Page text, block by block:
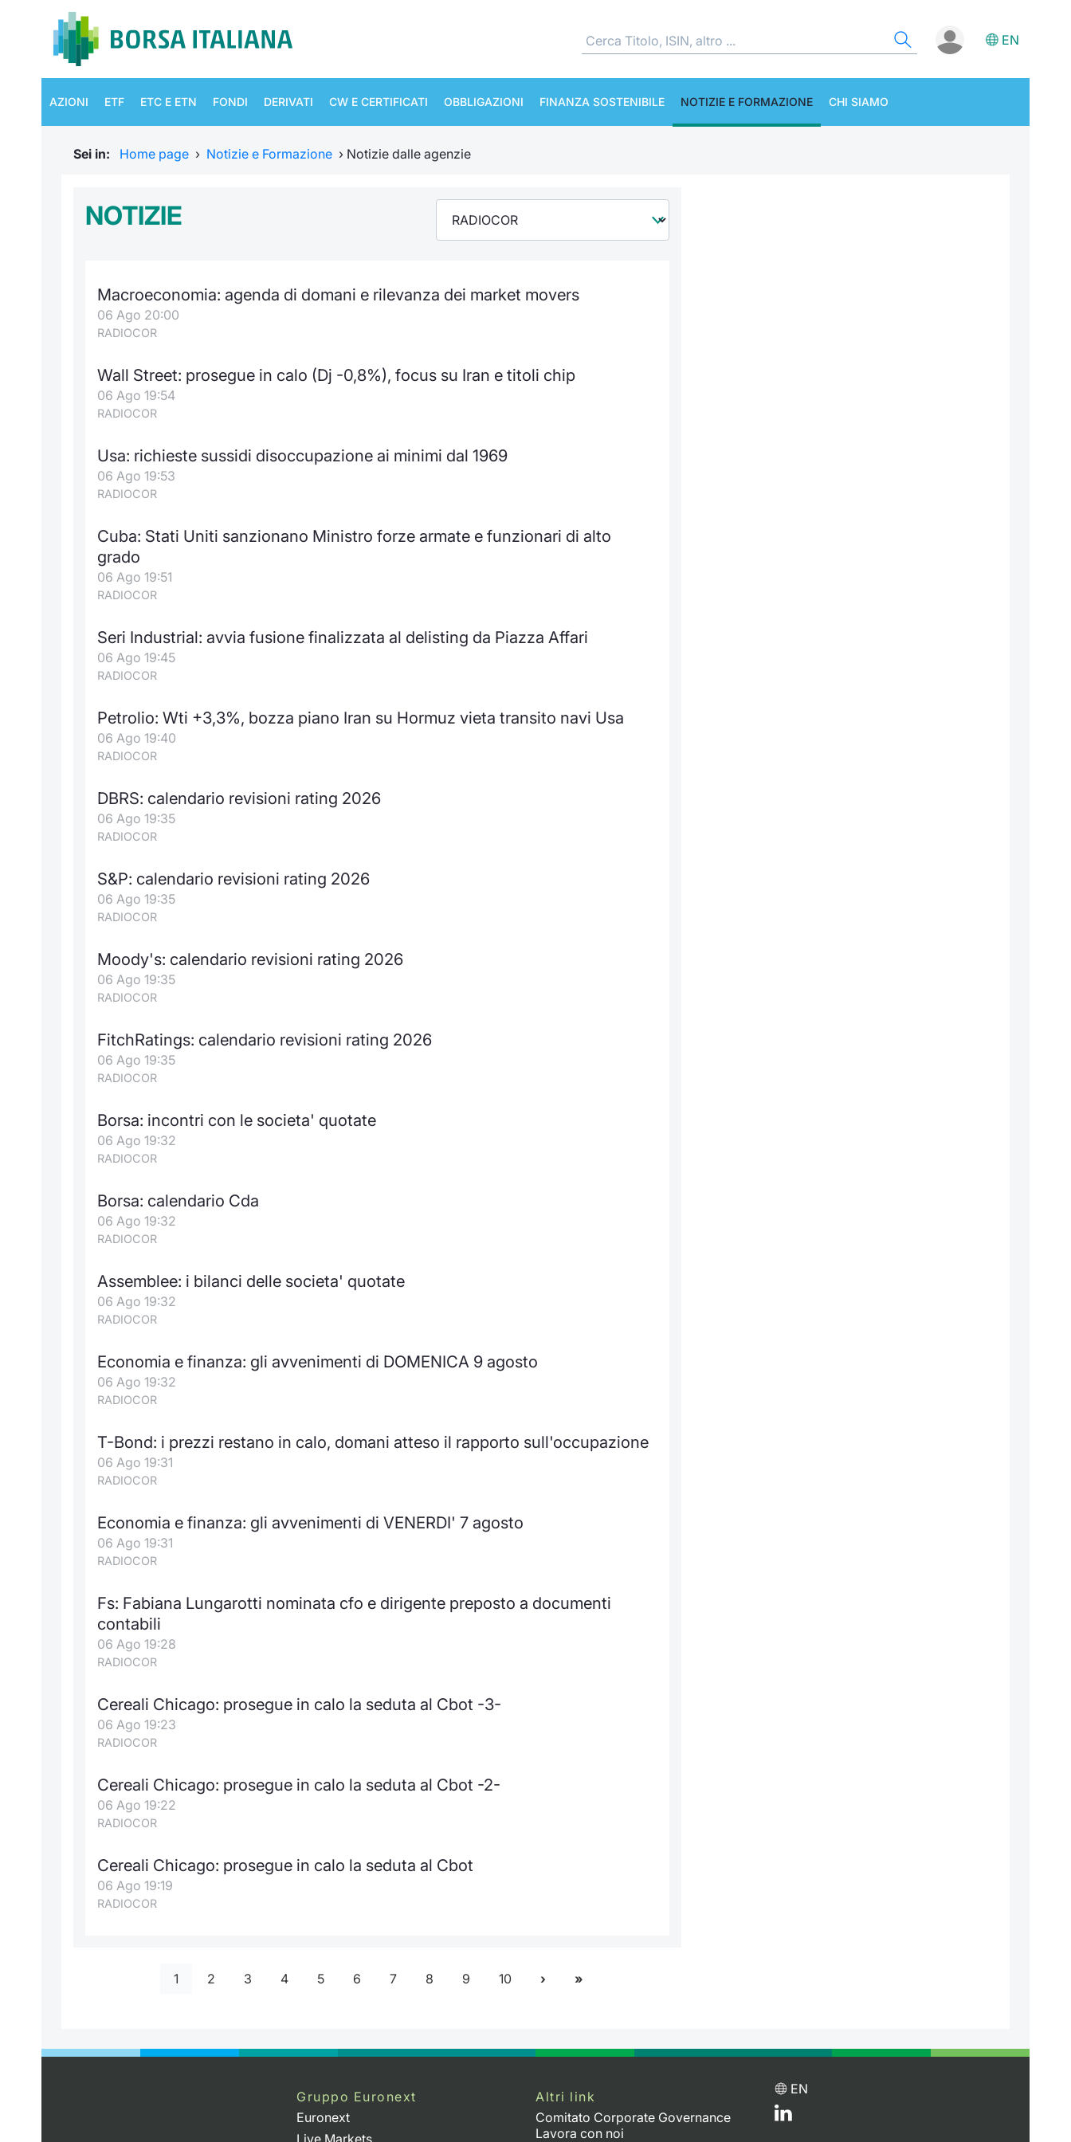
EN
AZIONI ETF ETC E ETN FONDI DERIVATI CW E CERTIFICATI OBBLIGAZIONI FINANZA SOSTENIBILE NOTIZIE E FORMAZIONE CHI SIAMO
Sei in: Home page › Notizie e Formazione › Notizie dalle agenzie
NOTIZIE
Macroeconomia: agenda di domani e rilevanza dei market movers
06 Ago 20:00
RADIOCOR
Wall Street: prosegue in calo (Dj -0,8%), focus su Iran e titoli chip
06 Ago 19:54
RADIOCOR
Usa: richieste sussidi disoccupazione ai minimi dal 1969
06 Ago 19:53
RADIOCOR
Cuba: Stati Uniti sanzionano Ministro forze armate e funzionari di alto
grado
06 Ago 19:51
RADIOCOR
Seri Industrial: avvia fusione finalizzata al delisting da Piazza Affari
06 Ago 19:45
RADIOCOR
Petrolio: Wti +3,3%, bozza piano Iran su Hormuz vieta transito navi Usa
06 Ago 19:40
RADIOCOR
DBRS: calendario revisioni rating 2026
06 Ago 19:35
RADIOCOR
S&P: calendario revisioni rating 2026
06 Ago 19:35
RADIOCOR
Moody's: calendario revisioni rating 2026
06 Ago 19:35
RADIOCOR
FitchRatings: calendario revisioni rating 2026
06 Ago 19:35
RADIOCOR
Borsa: incontri con le societa' quotate
06 Ago 19:32
RADIOCOR
Borsa: calendario Cda
06 Ago 19:32
RADIOCOR
Assemblee: i bilanci delle societa' quotate
06 Ago 19:32
RADIOCOR
Economia e finanza: gli avvenimenti di DOMENICA 9 agosto
06 Ago 19:32
RADIOCOR
T-Bond: i prezzi restano in calo, domani atteso il rapporto sull'occupazione
06 Ago 19:31
RADIOCOR
Economia e finanza: gli avvenimenti di VENERDI' 7 agosto
06 Ago 19:31
RADIOCOR
Fs: Fabiana Lungarotti nominata cfo e dirigente preposto a documenti
contabili
06 Ago 19:28
RADIOCOR
Cereali Chicago: prosegue in calo la seduta al Cbot -3-
06 Ago 19:23
RADIOCOR
Cereali Chicago: prosegue in calo la seduta al Cbot -2-
06 Ago 19:22
RADIOCOR
Cereali Chicago: prosegue in calo la seduta al Cbot
06 Ago 19:19
RADIOCOR
1 2 3 4 5 6 7 8 9 10
Gruppo Euronext
Euronext
Live Markets
Altri link
Comitato Corporate Governance
Lavora con noi
EN